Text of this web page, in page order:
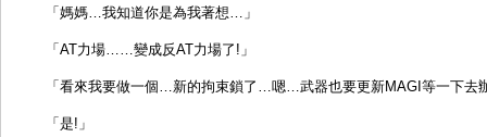
「媽媽…我知道你是為我著想…」
「AT力場……變成反AT力場了!」
「看來我要做一個…新的拘束鎖了…嗯…武器也要更新MAGI等一下去
「是!」